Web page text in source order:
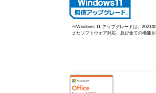
※Windows 11 アップグレードは、2021
またソフトウェア対応、及び全ての機能